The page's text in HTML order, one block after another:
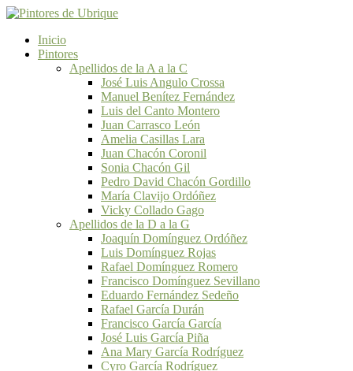
Inicio
Pintores
Apellidos de la A a la C
José Luis Angulo Crossa
Manuel Benítez Fernández
Luis del Canto Montero
Juan Carrasco León
Amelia Casillas Lara
Juan Chacón Coronil
Sonia Chacón Gil
Pedro David Chacón Gordillo
María Clavijo Ordóñez
Vicky Collado Gago
Apellidos de la D a la G
Joaquín Domínguez Ordóñez
Luis Domínguez Rojas
Rafael Domínguez Romero
Francisco Domínguez Sevillano
Eduardo Fernández Sedeño
Rafael García Durán
Francisco García García
José Luis García Piña
Ana Mary García Rodríguez
Cyro García Rodríguez